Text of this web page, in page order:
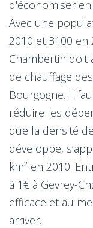
d'économiser
Avec une
2010 et 3100 en
Chambertin
de chauffage
Bourgogne. Il
réduire les
que la densité
développe,
km² en 2010.
à 1€ à Gevrey-
efficace et au
arriver.